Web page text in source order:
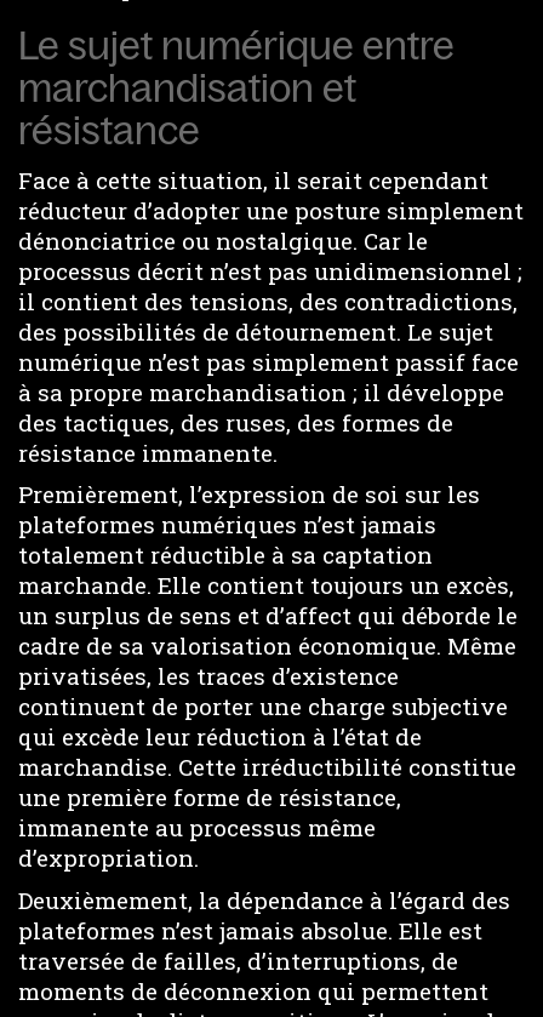
Le sujet numérique entre
marchandisation et
résistance
Face à cette situation, il serait cependant
réducteur d’adopter une posture simplement
dénonciatrice ou nostalgique. Car le
processus décrit n’est pas unidimensionnel ;
il contient des tensions, des contradictions,
des possibilités de détournement. Le sujet
numérique n’est pas simplement passif face
à sa propre marchandisation ; il développe
des tactiques, des ruses, des formes de
résistance immanente.
Premièrement, l’expression de soi sur les
plateformes numériques n’est jamais
totalement réductible à sa captation
marchande. Elle contient toujours un excès,
un surplus de sens et d’affect qui déborde le
cadre de sa valorisation économique. Même
privatisées, les traces d’existence
continuent de porter une charge subjective
qui excède leur réduction à l’état de
marchandise. Cette irréductibilité constitue
une première forme de résistance,
immanente au processus même
d’expropriation.
Deuxièmement, la dépendance à l’égard des
plateformes n’est jamais absolue. Elle est
traversée de failles, d’interruptions, de
moments de déconnexion qui permettent